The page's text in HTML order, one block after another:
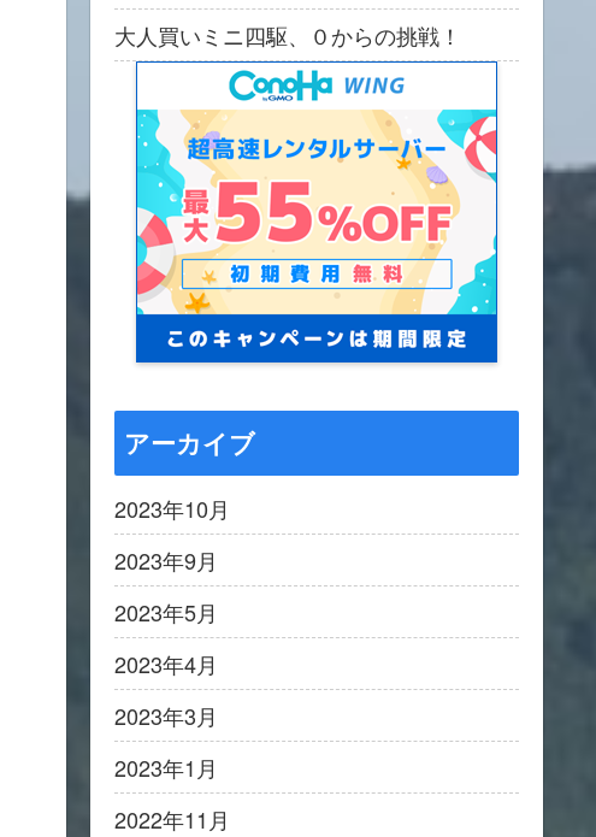
大人買いミニ四駆、０からの挑戦！
アーカイブ
2023年10月
2023年9月
2023年5月
2023年4月
2023年3月
2023年1月
2022年11月